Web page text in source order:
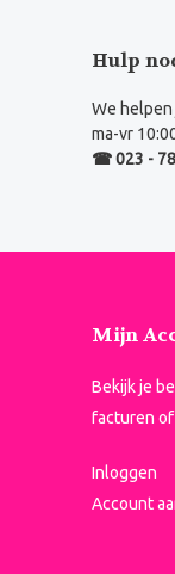
Hulp
We helpen
ma-vr
☎ 023 -
Mijn
Bekijk je
facturen
Inloggen
Account